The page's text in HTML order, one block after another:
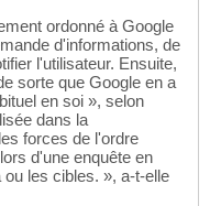
ordonné à Google
d'informations, de
l'utilisateur. Ensuite,
sorte que Google en a
en soi », selon
dans la
forces de l'ordre
d'une enquête en
les cibles. », a-t-elle